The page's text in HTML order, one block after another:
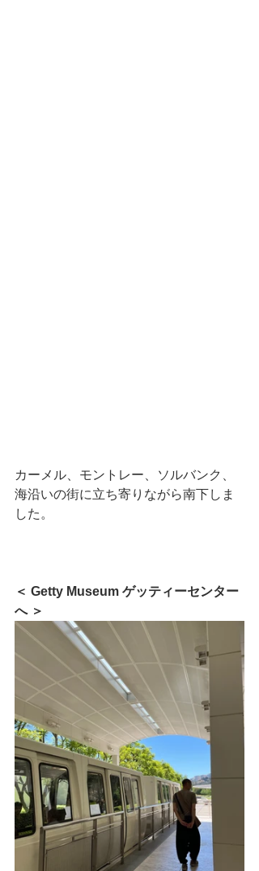
カーメル、モントレー、ソルバンク、
海沿いの街に立ち寄りながら南下しま
した。
＜ Getty Museum ゲッティーセンター
へ ＞